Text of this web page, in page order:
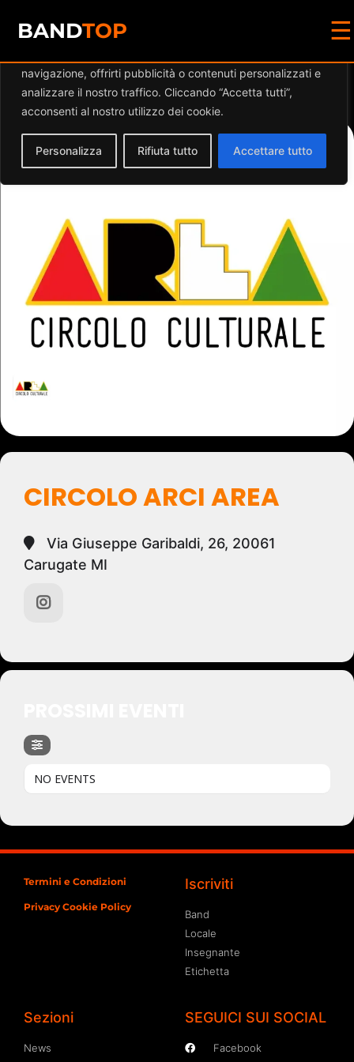
Diamo valore alla tua privacy
navigazione, offrirti pubblicità o contenuti personalizzati e
analizzare il nostro traffico. Cliccando “Accetta tutti”,
acconsenti al nostro utilizzo dei cookie.
Personalizza Rifiuta tutto Accettare tutto
BANDTOP ☰
Events at this location
CIRCOLO ARCI AREA
Via Giuseppe Garibaldi, 26, 20061
Carugate MI
NO EVENTS
Termini e Condizioni
Privacy Cookie Policy
Iscriviti
Band
Locale
Insegnante
Etichetta
Sezioni
News
SEGUICI SUI SOCIAL
Facebook